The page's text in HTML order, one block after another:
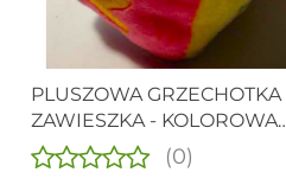
PLUSZOWA GRZECHOTKA
ZAWIESZKA - KOLOROWA
KOSTKA. PRZECENA.
(0)